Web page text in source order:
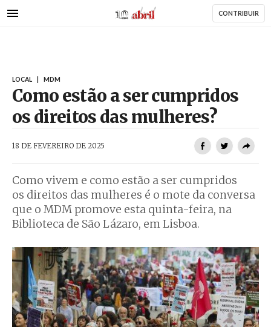
para
AbrilAbril CONTRIBUIR
LOCAL MDM
Como estão a ser cumpridos
os direitos das mulheres?
18 DE FEVEREIRO DE 2025
Como vivem e como estão a ser cumpridos
os direitos das mulheres é o mote da conversa
que o MDM promove esta quinta-feira, na
Biblioteca de São Lázaro, em Lisboa.